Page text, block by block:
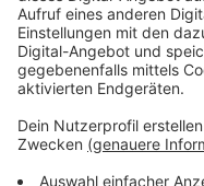
Immer
Verpass' nichts
ANTENNE
Lifestyle oder